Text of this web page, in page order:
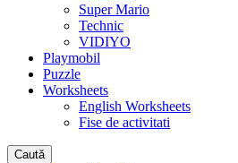
Super Mario
Technic
VIDIYO
Playmobil
Puzzle
Worksheets
English Worksheets
Fise de activitati
Caută